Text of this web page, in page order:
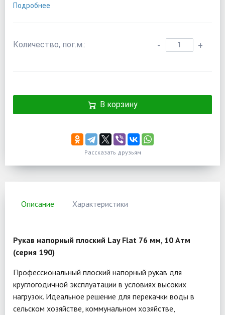
Подробнее
Количество, пог.м.: - +
В корзину
Рассказать друзьям
Описание Характеристики
Рукав напорный плоский Lay Flat 76 мм, 10 Атм
(серия 190)
Профессиональный плоский напорный рукав для
круглогодичной эксплуатации в условиях высоких
нагрузок. Идеальное решение для перекачки воды в
сельском хозяйстве, коммунальном хозяйстве,